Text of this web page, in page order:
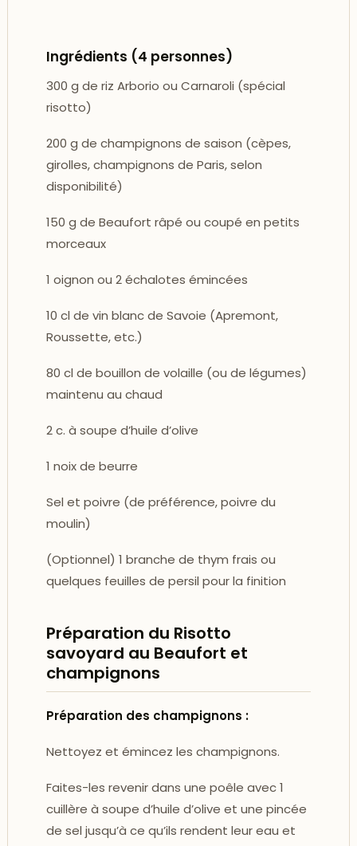
Ingrédients (4 personnes)
300 g de riz Arborio ou Carnaroli (spécial
risotto)
200 g de champignons de saison (cèpes,
girolles, champignons de Paris, selon
disponibilité)
150 g de Beaufort râpé ou coupé en petits
morceaux
1 oignon ou 2 échalotes émincées
10 cl de vin blanc de Savoie (Apremont,
Roussette, etc.)
80 cl de bouillon de volaille (ou de légumes)
maintenu au chaud
2 c. à soupe d’huile d’olive
1 noix de beurre
Sel et poivre (de préférence, poivre du
moulin)
(Optionnel) 1 branche de thym frais ou
quelques feuilles de persil pour la finition
Préparation du Risotto
savoyard au Beaufort et
champignons
Préparation des champignons :
Nettoyez et émincez les champignons.
Faites-les revenir dans une poêle avec 1
cuillère à soupe d’huile d’olive et une pincée
de sel jusqu’à ce qu’ils rendent leur eau et